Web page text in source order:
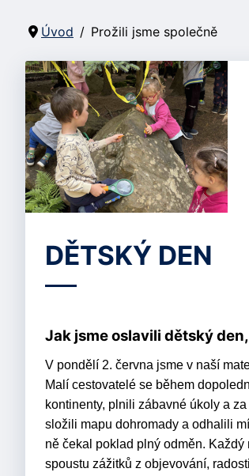
Úvod Prožili jsme společně
DĚTSKÝ DEN
Jak jsme oslavili dětský
V pondělí 2. června jsme v naší
Malí cestovatelé se během
kontinenty, plnili zábavné úkoly a
složili mapu dohromady a odhalili
ně čekal poklad plný odměn.
spoustu zážitků z objevování,